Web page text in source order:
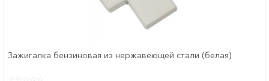
Зажигалка бензиновая из нержавеющей стали (белая)